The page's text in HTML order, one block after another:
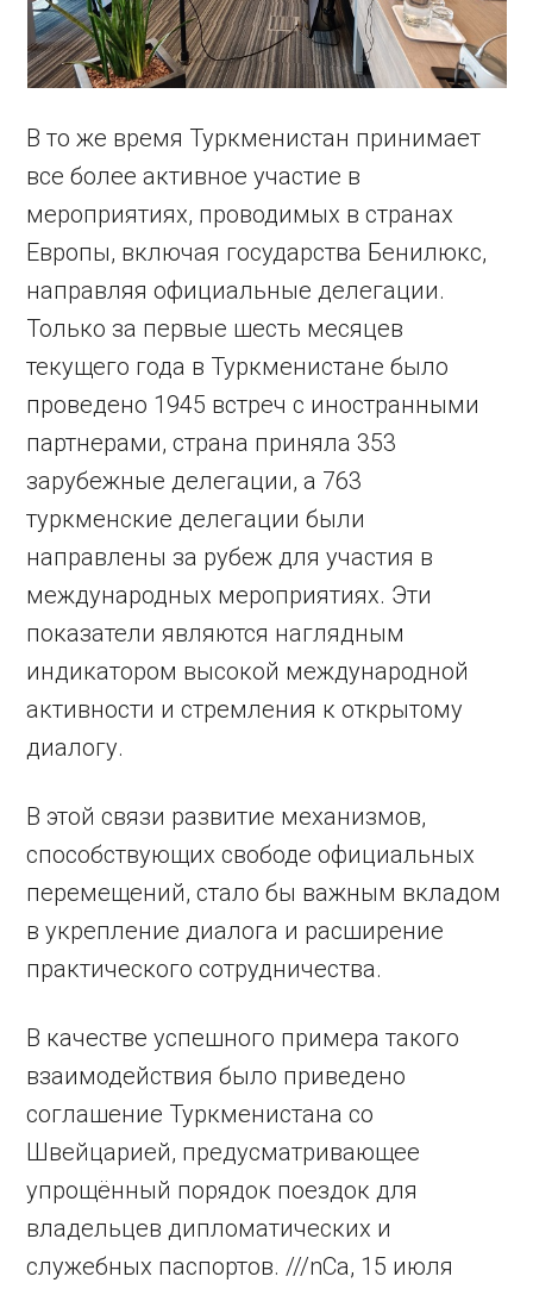
В то же время Туркменистан принимает
все более активное участие в
мероприятиях, проводимых в странах
Европы, включая государства Бенилюкс,
направляя официальные делегации.
Только за первые шесть месяцев
текущего года в Туркменистане было
проведено 1945 встреч с иностранными
партнерами, страна приняла 353
зарубежные делегации, а 763
туркменские делегации были
направлены за рубеж для участия в
международных мероприятиях. Эти
показатели являются наглядным
индикатором высокой международной
активности и стремления к открытому
диалогу.
В этой связи развитие механизмов,
способствующих свободе официальных
перемещений, стало бы важным вкладом
в укрепление диалога и расширение
практического сотрудничества.
В качестве успешного примера такого
взаимодействия было приведено
соглашение Туркменистана со
Швейцарией, предусматривающее
упрощённый порядок поездок для
владельцев дипломатических и
служебных паспортов. ///nCa, 15 июля